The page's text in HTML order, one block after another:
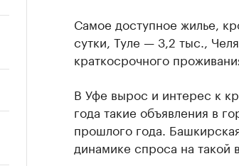
Самое доступное жилье,
сутки, Туле — 3,2 тыс.,
краткосрочного
В Уфе вырос и интерес к
года такие объявления в
прошлого года.
динамике спроса на такой